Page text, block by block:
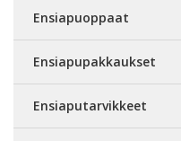
Ensiapuoppaat
Ensiapupakkaukset
Ensiaputarvikkeet